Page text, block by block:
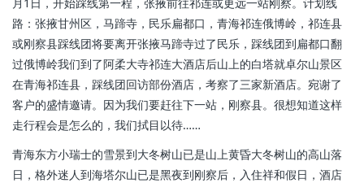
路：张掖甘州区，马蹄寺，民乐扁都口，青海祁连俄博岭，祁连县
或刚察县踩线团将要离开张掖马蹄寺过了民乐，踩线团到扁都口翻
过俄博岭我们到了阿柔大寺祁连大酒店后山上的白塔就卓尔山景区
在青海祁连县，踩线团回访部份酒店，考察了三家新酒店。宛谢了
客户的盛情邀请。因为我们要赶往下一站，刚察县。很想知道这样
走行程会是怎么的，我们拭目以待……
青海东方小瑞士的雪景到大冬树山已是山上黄昏大冬树山的高山落
日，格外迷人到海塔尔山已是黑夜到刚察后，入住祥和假日，酒店